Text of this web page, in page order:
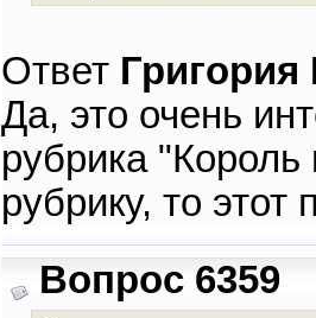
Ответ
Да, это очень
рубрика
рубрику, то
Вопрос 6359